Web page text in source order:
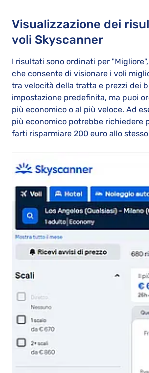
Visualizzazione dei
voli Skyscanner
I risultati sono ordinati per
che consente di visionare i voli
tra velocità della tratta e prezzi dei
impostazione predefinita, ma puoi
più economico o al più veloce. Ad
più economico potrebbe richiedere
farti risparmiare 200 euro allo